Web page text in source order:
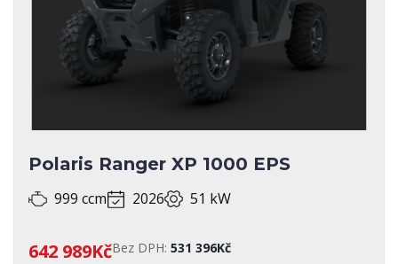
Polaris Ranger XP 1000 EPS
999 ccm 2026 51 kW
642 989KčBez DPH: 531 396Kč